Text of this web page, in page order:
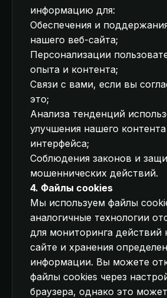
информацию для:
Обеспечения и
нашего веб-сайта;
Персонализации
опыта и контента;
Связи с вами, если вы
это;
Анализа тенденций
улучшения нашего
интерфейса;
Соблюдения законов и
мошеннических действий.
4. Файлы cookies
Мы используем файлы
аналогичные технологии
для мониторинга
сайте и хранения
информации. Вы можете
файлы cookies через
браузера, однако это